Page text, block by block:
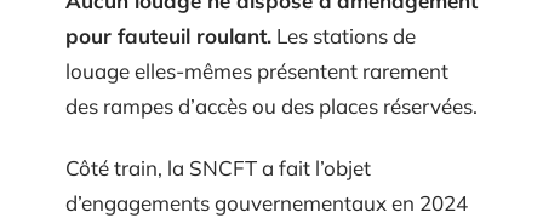
pour fauteuil roulant. Les stations de
louage elles-mêmes présentent rarement
des rampes d’accès ou des places réservées.
Côté train, la SNCFT a fait l’objet
d’engagements gouvernementaux en 2024